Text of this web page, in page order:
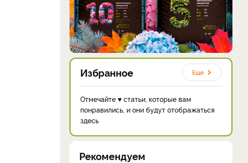
Избранное Еще
Отмечайте ♥ статьи, которые вам
понравились, и они будут отображаться
здесь
Рекомендуем